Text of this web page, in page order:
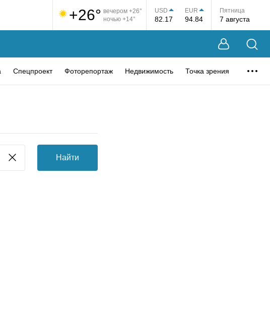
+26° вечером +26°
ночью +14°
USD
82.17
EUR
94.84
Пятница
7 августа
Спецпроект Фоторепортаж Недвижимость Точка зрения
Найти